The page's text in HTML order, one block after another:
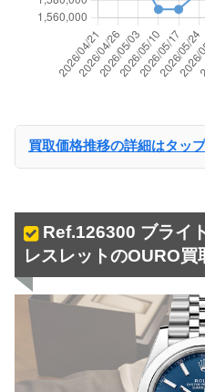
買取価格推移の詳細はタップ
Ref.126300 ブライ
レスレットのOURO買